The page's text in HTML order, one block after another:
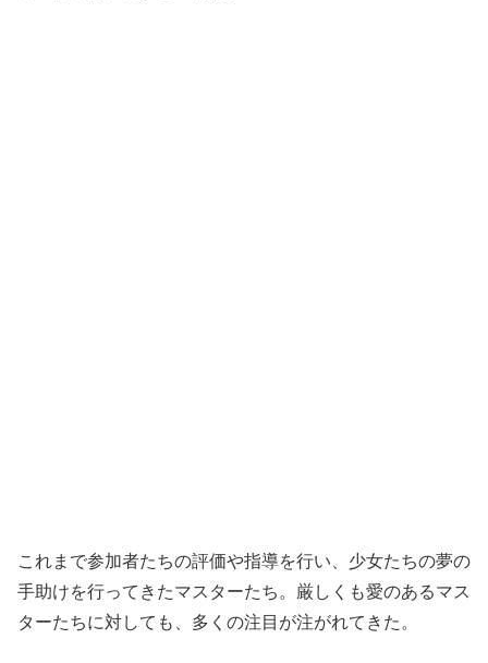
これまで参加者たちの評価や指導を行い、少女たちの夢の
手助けを行ってきたマスターたち。厳しくも愛のあるマス
ターたちに対しても、多くの注目が注がれてきた。